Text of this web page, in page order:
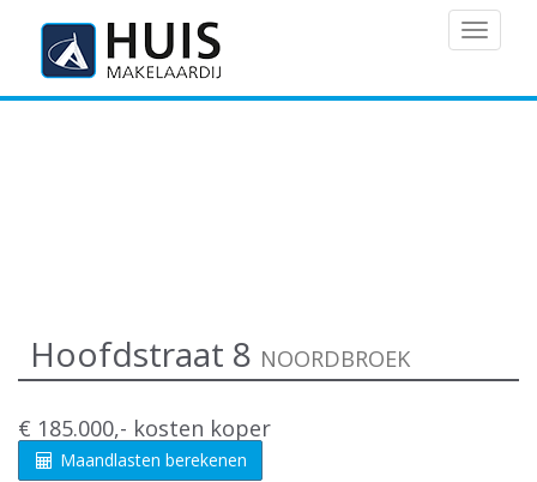
MENU
Hoofdstraat 8 NOORDBROEK
€ 185.000,- kosten koper
Maandlasten berekenen